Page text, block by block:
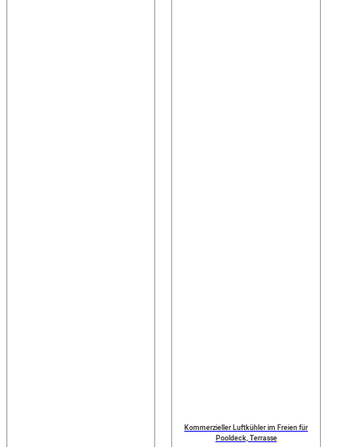
Kommerzieller Luftkühler im Freien für
Pooldeck, Terrasse